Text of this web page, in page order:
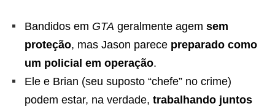
Bandidos em GTA geralmente agem sem
proteção, mas Jason parece preparado como
um policial em operação.
Ele e Brian (seu suposto “chefe” no crime)
podem estar, na verdade, trabalhando juntos